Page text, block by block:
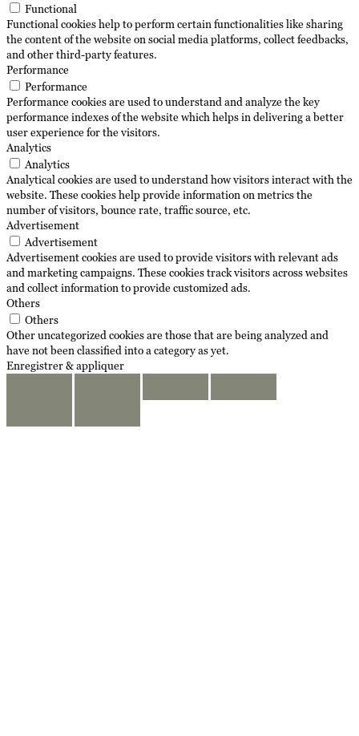
Functional
Functional cookies help to perform certain functionalities like sharing
the content of the website on social media platforms, collect feedbacks,
and other third-party features.
Performance
Performance
Performance cookies are used to understand and analyze the key
performance indexes of the website which helps in delivering a better
user experience for the visitors.
Analytics
Analytics
Analytical cookies are used to understand how visitors interact with the
website. These cookies help provide information on metrics the
number of visitors, bounce rate, traffic source, etc.
Advertisement
Advertisement
Advertisement cookies are used to provide visitors with relevant ads
and marketing campaigns. These cookies track visitors across websites
and collect information to provide customized ads.
Others
Others
Other uncategorized cookies are those that are being analyzed and
have not been classified into a category as yet.
Enregistrer & appliquer